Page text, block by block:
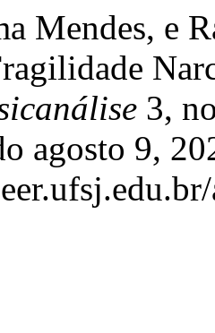
Mendes, e
3,
agosto 9,